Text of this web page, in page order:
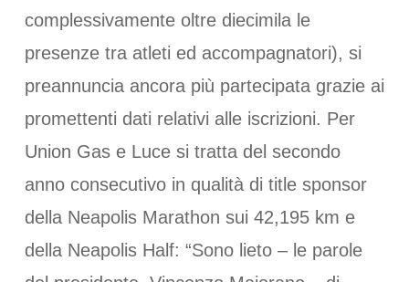
complessivamente oltre diecimila le
presenze tra atleti ed accompagnatori), si
preannuncia ancora più partecipata grazie ai
promettenti dati relativi alle iscrizioni. Per
Union Gas e Luce si tratta del secondo
anno consecutivo in qualità di title sponsor
della Neapolis Marathon sui 42,195 km e
della Neapolis Half: “Sono lieto – le parole